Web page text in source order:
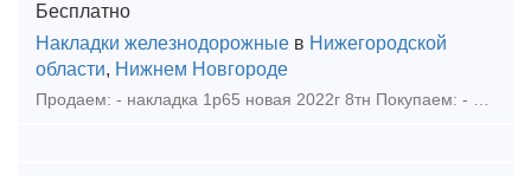
Бесплатно
Накладки железнодорожные в Нижегородской
области, Нижнем Новгороде
Продаем: - накладка 1р65 новая 2022г 8тн Покупаем: - рельс р65 новые, резерв, бу - накладка 1р65, 2р65, 1р50 новая, резерв, бу - подкладка кб65, кд65, д65, дн6-65, сд65, ск65, кб50, кд50